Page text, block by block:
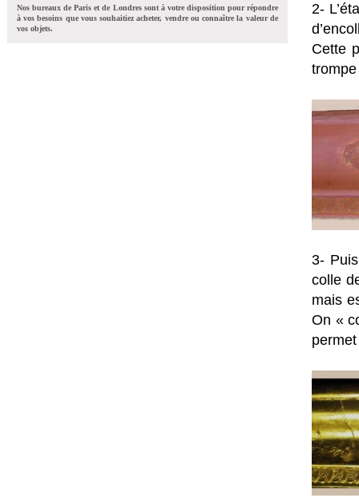
Nos bureaux de Paris et de Londres sont à votre disposition pour répondre
à vos besoins que vous souhaitiez acheter, vendre ou connaître la valeur de
vos objets.
2-
Cette
3-
colle
mais
On «
permet